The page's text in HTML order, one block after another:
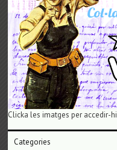
Clicka les imatges per accedir-hi
Categories